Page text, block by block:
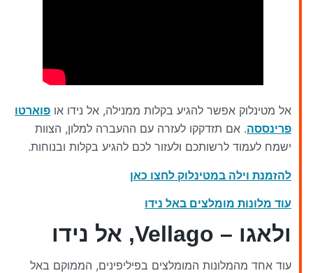
אל מטינלוק אפשר להגיע בקלות ממנילה, אל נידו או פוארטו
פרינססה. אם תזדקקו לעזרה עם ההעברה למלון, הצוות
ישמח לעמוד לרשותכם ולעזור לכם להגיע בקלות ובנוחות.
להזמנת וילה במטינלוק לחצו כאן
עוד מלונות מומלצים באל נידו
ולאגו – Vellago, אל נידו
עוד אחד מהמלונות המומלצים בפיליפינים, הממוקם באל